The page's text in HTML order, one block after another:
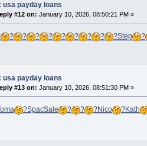
usa payday loans
#12 on: January 10, 2026, 08:50:21 PM »
? ? ? ? ? ? ? ? ?Step ?
usa payday loans
#13 on: January 10, 2026, 08:51:30 PM »
?SpacSale ? ? ?Nico ?Kath